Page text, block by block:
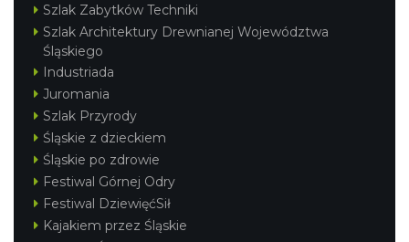
Szlak Zabytków Techniki
Szlak Architektury Drewnianej Województwa
Śląskiego
Industriada
Juromania
Szlak Przyrody
Śląskie z dzieckiem
Śląskie po zdrowie
Festiwal Górnej Odry
Festiwal DziewięćSił
Kajakiem przez Śląskie